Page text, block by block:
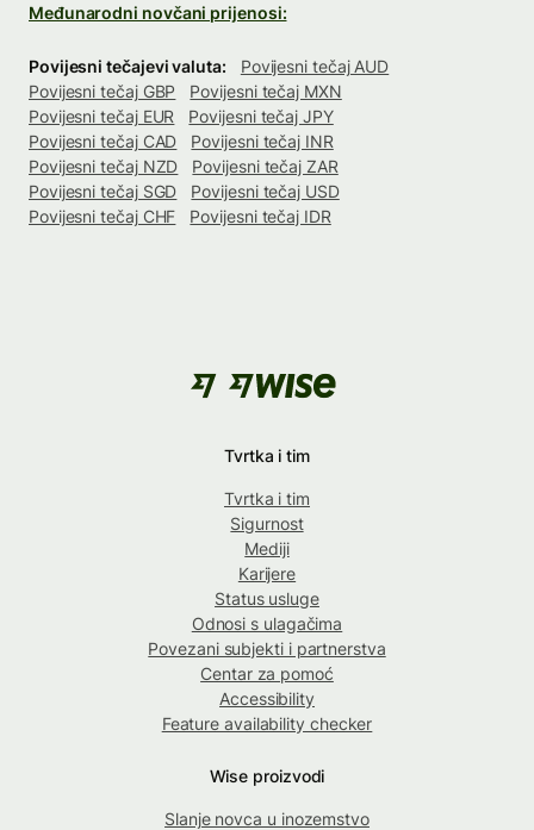
Međunarodni novčani prijenosi:
Povijesni tečajevi valuta:
Povijesni tečaj AUD
Povijesni tečaj GBP
Povijesni tečaj MXN
Povijesni tečaj EUR
Povijesni tečaj JPY
Povijesni tečaj CAD
Povijesni tečaj INR
Povijesni tečaj NZD
Povijesni tečaj ZAR
Povijesni tečaj SGD
Povijesni tečaj USD
Povijesni tečaj CHF
Povijesni tečaj IDR
Tvrtka i tim
Tvrtka i tim
Sigurnost
Mediji
Karijere
Status usluge
Odnosi s ulagačima
Povezani subjekti i partnerstva
Centar za pomoć
Accessibility
Feature availability checker
Wise proizvodi
Slanje novca u inozemstvo